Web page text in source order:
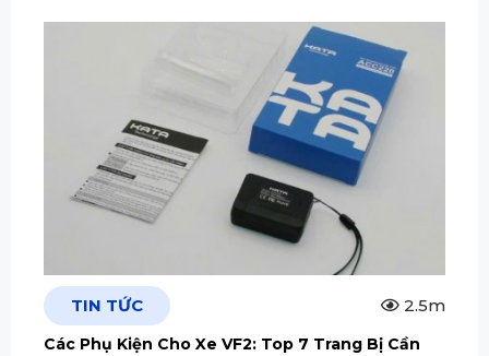
TIN TỨC 2.5m
Các Phụ Kiện Cho Xe VF2: Top 7 Trang Bị Cần